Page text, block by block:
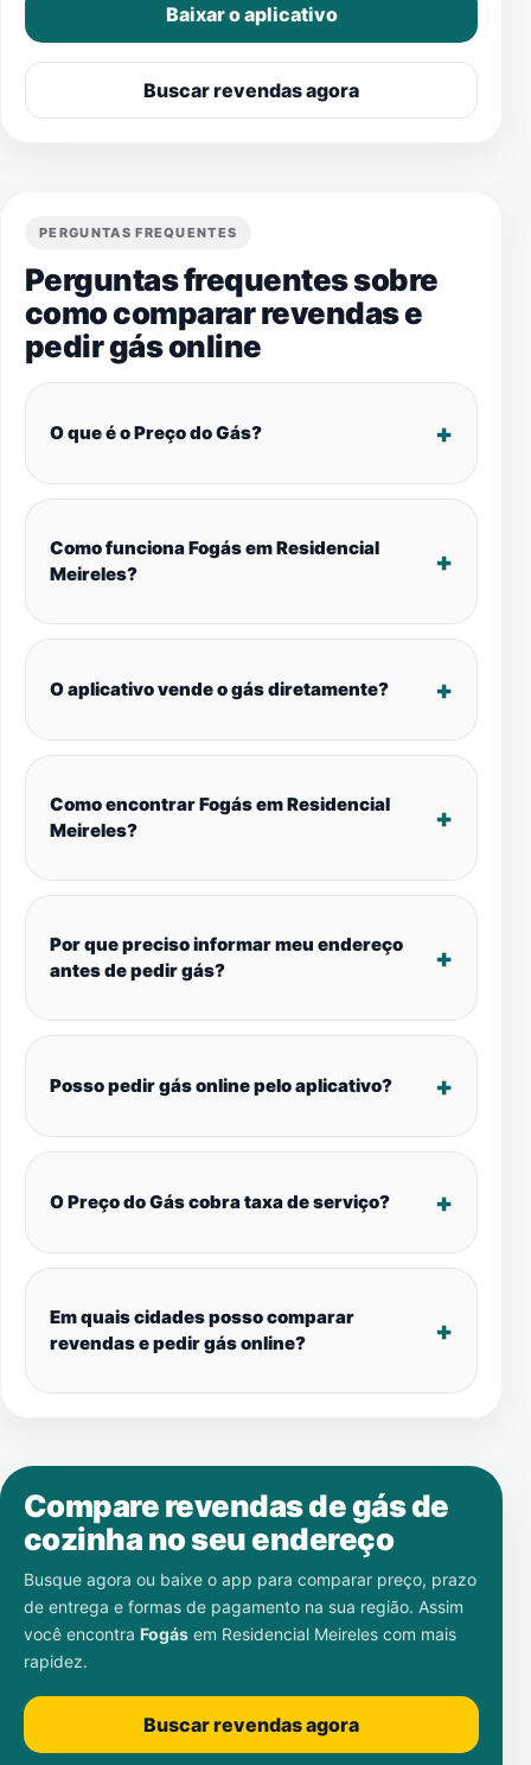
Baixar o aplicativo
Buscar revendas agora
PERGUNTAS FREQUENTES
Perguntas frequentes sobre
como comparar revendas e
pedir gás online
O que é o Preço do Gás?
Como funciona Fogás em Residencial
Meireles?
O aplicativo vende o gás diretamente?
Como encontrar Fogás em Residencial
Meireles?
Por que preciso informar meu endereço
antes de pedir gás?
Posso pedir gás online pelo aplicativo?
O Preço do Gás cobra taxa de serviço?
Em quais cidades posso comparar
revendas e pedir gás online?
Compare revendas de gás de
cozinha no seu endereço
Busque agora ou baixe o app para comparar preço, prazo
de entrega e formas de pagamento na sua região. Assim
você encontra Fogás em Residencial Meireles com mais
rapidez.
Buscar revendas agora